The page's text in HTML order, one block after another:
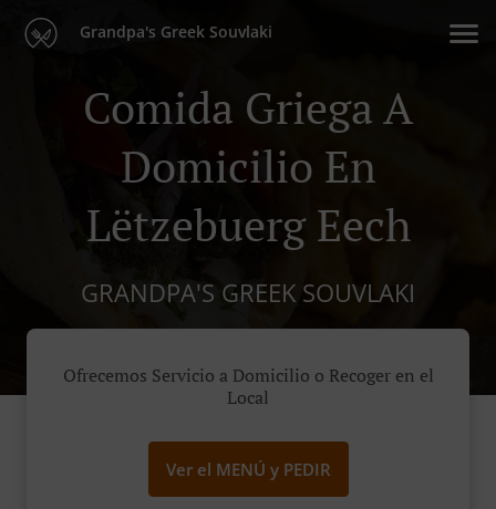
Grandpa's Greek Souvlaki
Comida Griega A
Domicilio En
Lëtzebuerg Eech
GRANDPA'S GREEK SOUVLAKI
Ofrecemos Servicio a Domicilio o Recoger en el
Local
Ver el MENÚ y PEDIR